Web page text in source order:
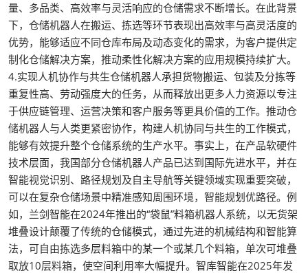
量、多品类、高效率与灵活响应的仓储需求不断增长。在此背景
下，仓储机器人在搬运、拣选等环节表现出高效率与高灵活度的
优势，能够适应不同仓库布局及动态变化的需求，为客户提供定
制化仓储解决方案，推动柔性化解决方案的应用规模持续扩大。
4.实现人机协作与共生仓储机器人承担货物搬运、包装及分拣等
重复性高、劳动强度大的任务，从而释放出更多人力资源以专注
于供应链管理、运营决策和客户服务等更具价值的工作。推动仓
储机器人与人类更紧密协作，构建人机协同与共生的工作模式，
能够有效提升整个仓储系统的生产水平。事实上，在产品软硬件
技术层面，我国部分仓储机器人产品已达到国际先进水平，并在
智能视觉识别、路径规划及自主导航等关键领域实现重要突破，
可以在复杂仓储场景中精准感知周围环境，智能规划优路径。例
如，兰剑智能在2024年推出的“袋鼠”料箱机器人系统，以无货架
堆叠设计颠覆了传统的仓储模式，通过先进的机械结构和智能算
法，可自由拣选多层料箱中的某一个或某几个料箱，单次可堆叠
取放10层料箱，使空间利用率大幅提升。智库智能在2025年发